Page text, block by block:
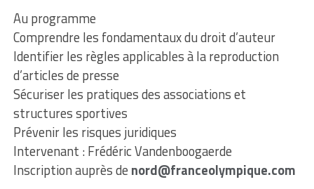
Au programme
Comprendre les fondamentaux du droit d’auteur
Identifier les règles applicables à la reproduction
d’articles de presse
Sécuriser les pratiques des associations et
structures sportives
Prévenir les risques juridiques
Intervenant : Frédéric Vandenboogaerde
Inscription auprès de nord@franceolympique.com